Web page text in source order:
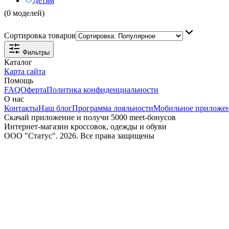
(0 моделей)
Сортировка товаров
Фильтры
Каталог
Карта сайта
Помощь
FAQОфертаПолитика конфиденциальности
О нас
КонтактыНаш блогПрограмма лояльностиМобильное
Скачай приложение и получи 5000 meet-бонусов
Интернет-магазин кроссовок, одежды и обуви
ООО "Статус". 2026. Все права защищены